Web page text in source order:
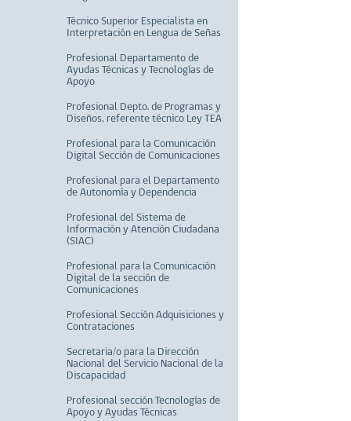
Técnico Superior Especialista en
Interpretación en Lengua de Señas
Profesional Departamento de
Ayudas Técnicas y Tecnologías de
Apoyo
Profesional Depto. de Programas y
Diseños, referente técnico Ley TEA
Profesional para la Comunicación
Digital Sección de Comunicaciones
Profesional para el Departamento
de Autonomía y Dependencia
Profesional del Sistema de
Información y Atención Ciudadana
(SIAC)
Profesional para la Comunicación
Digital de la sección de
Comunicaciones
Profesional Sección Adquisiciones y
Contrataciones
Secretaria/o para la Dirección
Nacional del Servicio Nacional de la
Discapacidad
Profesional sección Tecnologías de
Apoyo y Ayudas Técnicas